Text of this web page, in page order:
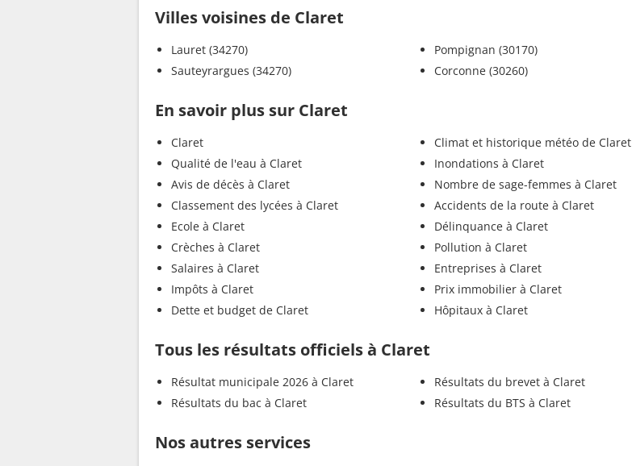
Villes voisines de Claret
Lauret (34270)
Sauteyrargues (34270)
Pompignan (30170)
Corconne (30260)
En savoir plus sur Claret
Claret
Qualité de l'eau à Claret
Avis de décès à Claret
Classement des lycées à Claret
Ecole à Claret
Crèches à Claret
Salaires à Claret
Impôts à Claret
Dette et budget de Claret
Climat et historique météo de Claret
Inondations à Claret
Nombre de sage-femmes à Claret
Accidents de la route à Claret
Délinquance à Claret
Pollution à Claret
Entreprises à Claret
Prix immobilier à Claret
Hôpitaux à Claret
Tous les résultats officiels à Claret
Résultat municipale 2026 à Claret
Résultats du bac à Claret
Résultats du brevet à Claret
Résultats du BTS à Claret
Nos autres services